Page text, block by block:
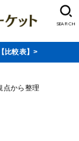
SEARCH
比較表】>
点から整理